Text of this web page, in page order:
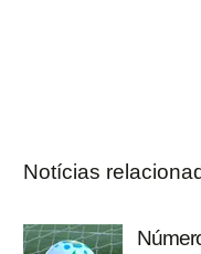
Notícias